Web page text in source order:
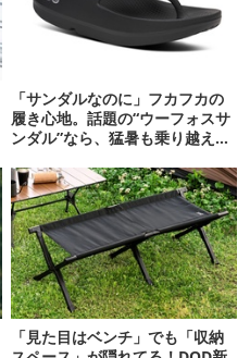
「サンダルなのに」フカフカの
履き心地。話題の“ウーフォスサ
ンダル”なら、猛暑も乗り越えら
「見た目はベンチ」でも「収納